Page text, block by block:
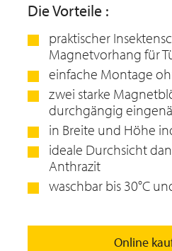
Die Vorteile :
praktischer
Magnetvorhang für
einfache Montage
zwei starke
durchgängig
in Breite und Höhe
ideale Durchsicht
Anthrazit
waschbar bis 30°C
Online